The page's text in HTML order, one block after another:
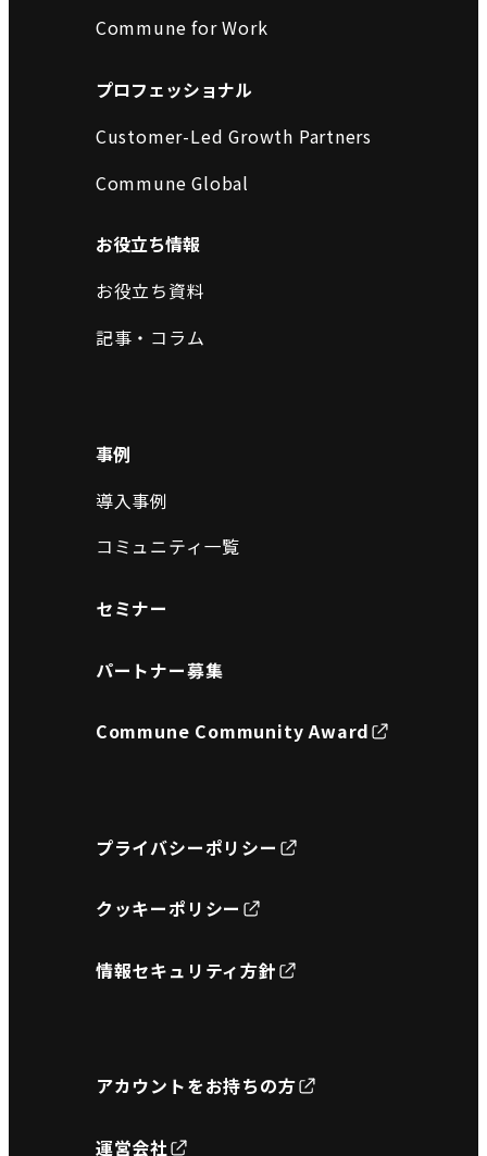
Commune for Work
プロフェッショナル
Customer-Led Growth Partners
Commune Global
お役立ち情報
お役立ち資料
記事・コラム
事例
導入事例
コミュニティ一覧
セミナー
パートナー募集
Commune Community Award
プライバシーポリシー
クッキーポリシー
情報セキュリティ方針
アカウントをお持ちの方
運営会社